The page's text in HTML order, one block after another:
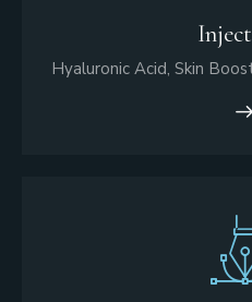
Hyaluronic Acid, Skin